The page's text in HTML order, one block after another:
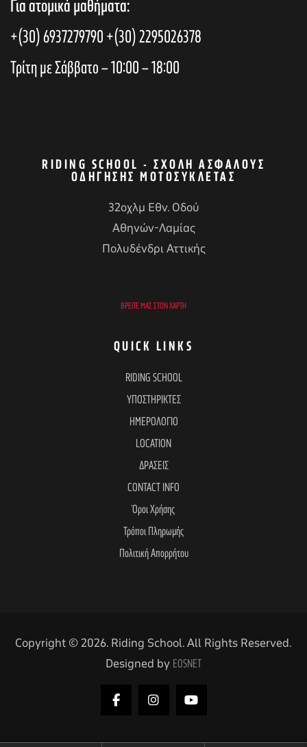
Για ατομικά μαθήματα:
+(30) 6937279790+(30) 2295026378
Τρίτη με Σάββατο – 10:00 – 18:00
RIDING SCHOOL - ΣΧΟΛΉ ΑΣΦΑΛΟΎΣ
ΟΔΉΓΗΣΗΣ ΜΟΤΟΣΥΚΛΈΤΑΣ
32οχλμ Εθν. Οδού
Αθηνών-Λαμίας
Πολυδένδρι Αττικής
ΒΡΕΊΤΕ ΜΑΣ ΣΤΟΝ ΧΆΡΤΗ
QUICK LINKS
RIDING SCHOOL
ΥΠΟΣΤΗΡΙΚΤΕΣ
ΗΜΕΡΟΛΟΓΙΟ
LOCATION
ΔΡΑΣΕΙΣ
CONTACT INFO
Όροι Χρήσης
Τρόποι Πληρωμής
Πολιτική Απορρήτου
Copyright © 2026. Riding School. All Rights Reserved.
Designed by EOSNET